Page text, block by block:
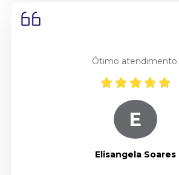
Ótimo atendimento.
E
Elisangela Soares